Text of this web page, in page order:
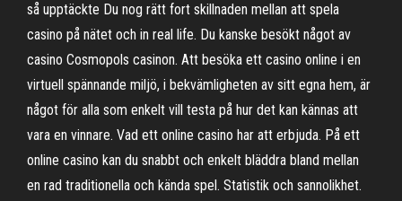
så upptäckte Du nog rätt fort skillnaden mellan att spela
casino på nätet och in real life. Du kanske besökt något av
casino Cosmopols casinon. Att besöka ett casino online i en
virtuell spännande miljö, i bekvämligheten av sitt egna hem, är
något för alla som enkelt vill testa på hur det kan kännas att
vara en vinnare. Vad ett online casino har att erbjuda. På ett
online casino kan du snabbt och enkelt bläddra bland mellan
en rad traditionella och kända spel. Statistik och sannolikhet.